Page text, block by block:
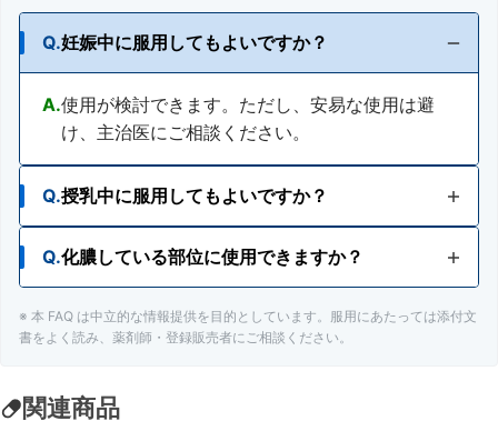
Q.妊娠中に服用してもよいですか？
A.使用が検討できます。ただし、安易な使用は避
け、主治医にご相談ください。
Q.授乳中に服用してもよいですか？
A.使用が検討できます。ただし、安易な使用は避
け、主治医にご相談ください。
Q.化膿している部位に使用できますか？
A.化膿している患部には使用をさけてください
※ 本 FAQ は中立的な情報提供を目的としています。服用にあたっては添付文
書をよく読み、薬剤師・登録販売者にご相談ください。
関連商品